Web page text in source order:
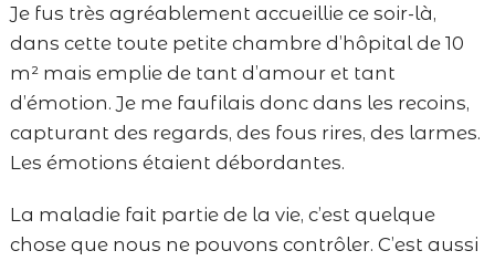
Je fus très agréablement accueillie ce soir-là,
dans cette toute petite chambre d’hôpital de 10
m² mais emplie de tant d’amour et tant
d’émotion. Je me faufilais donc dans les recoins,
capturant des regards, des fous rires, des larmes.
Les émotions étaient débordantes.
La maladie fait partie de la vie, c’est quelque
chose que nous ne pouvons contrôler. C’est aussi